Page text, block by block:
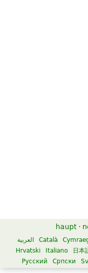
haupt ·
العربية Català
Hrvatski
Italiano 日本
Русский
Српски